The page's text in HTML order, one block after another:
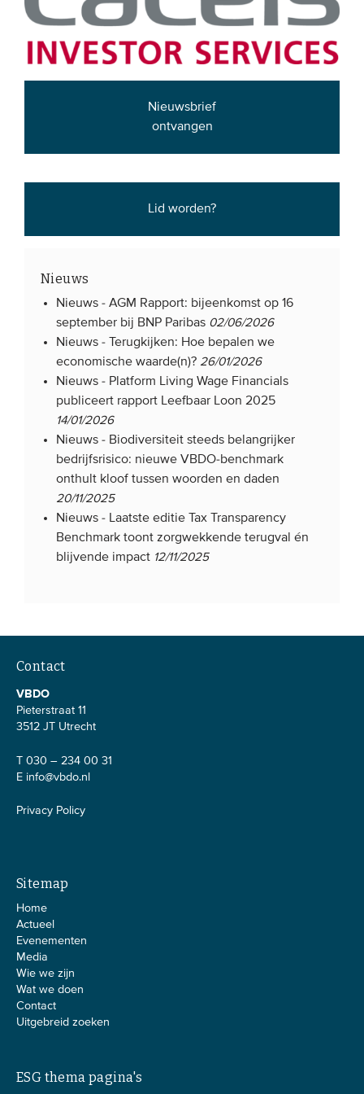
EVENEMENTEN
Van leden & partners
MEDIA
Webinars
WIE WE ZIJN
Vereniging
Onze leden
Bestuur
Partners & netwerken
WAT WE DOEN
Engagement
Nieuwsbrief
ontvangen
Lid worden?
Nieuws
Nieuws -AGM Rapport: bijeenkomst op 16
september bij BNP Paribas 02/06/2026
Nieuws -
Terugkijken: Hoe bepalen we
economische waarde(n)? 26/01/2026
Nieuws - Platform Living Wage Financials
publiceert rapport Leefbaar Loon 2025
14/01/2026
Nieuws - Biodiversiteit steeds belangrijker
bedrijfsrisico: nieuwe VBDO-benchmark
onthult kloof tussen woorden en daden
20/11/2025
Nieuws - Laatste editie Tax Transparency
Benchmark toont zorgwekkende terugval én
blijvende impact 12/11/2025
Contact
VBDO
Pieterstraat 11
3512 JT Utrecht
T 030 – 234 00 31
E info@vbdo.nl
Privacy Policy
Sitemap
Home
Actueel
Evenementen
Media
Wie we zijn
Wat we doen
Contact
Uitgebreid zoeken
ESG thema pagina's